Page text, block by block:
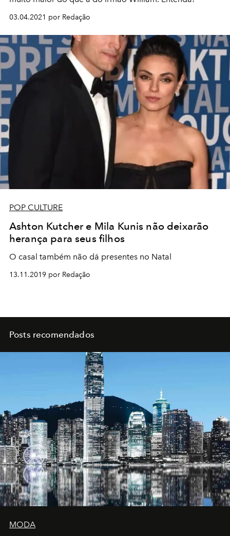
03.04.2021 por Redação
POP CULTURE
Ashton Kutcher e Mila Kunis não deixarão
herança para seus filhos
O casal também não dá presentes no Natal
13.11.2019 por Redação
Posts recomendados
MODA